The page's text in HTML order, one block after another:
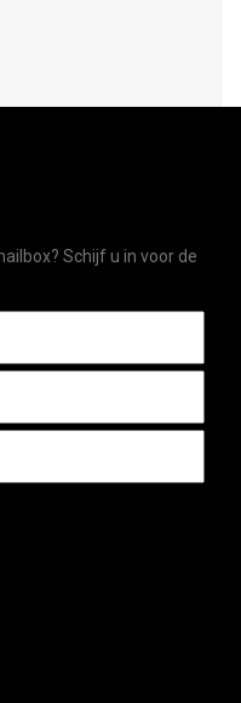
Schijf u in voor de